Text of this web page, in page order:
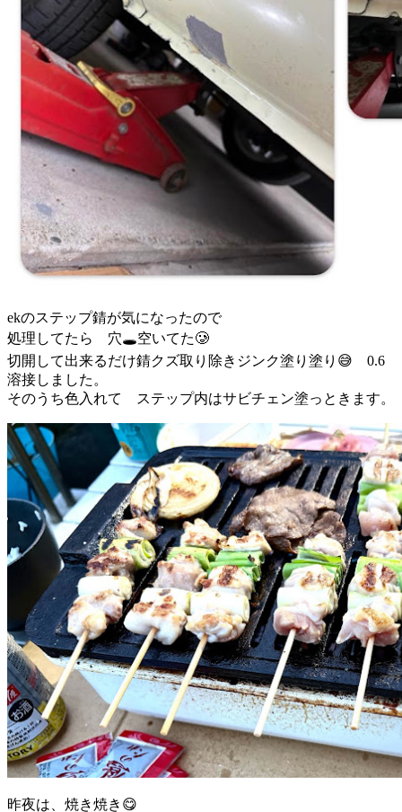
ekのステップ錆が気になったので
処理してたら 穴🕳️空いてた🥲
切開して出来るだけ錆クズ取り除きジンク塗り塗り😅 0.6
溶接しました。
そのうち色入れて ステップ内はサビチェン塗っときます。
昨夜は、焼き焼き😋